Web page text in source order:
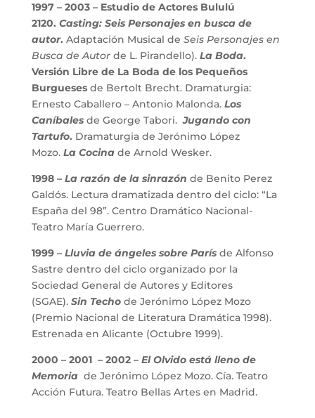
1997 – 2003 – Estudio de Actores Bululú
2120. Casting: Seis Personajes en busca de
autor. Adaptación Musical de Seis Personajes en
Busca de Autorde L. Pirandello). La Boda.
Versión Libre de La Boda de los Pequeños
Burguesesde Bertolt Brecht. Dramaturgia:
Ernesto Caballero – Antonio Malonda. Los
Caníbales de George Tabori. Jugando con
Tartufo. Dramaturgia de Jerónimo López
Mozo. La Cocina de Arnold Wesker.
1998 – La razón de la sinrazón de Benito Perez
Galdós. Lectura dramatizada dentro del ciclo: “La
España del 98”. Centro Dramático Nacional-
Teatro María Guerrero.
1999 – Lluvia de ángeles sobre París de Alfonso
Sastre dentro del ciclo organizado por la
Sociedad General de Autores y Editores
(SGAE). Sin Techo de Jerónimo López Mozo
(Premio Nacional de Literatura Dramática 1998).
Estrenada en Alicante (Octubre 1999).
2000 – 2001 – 2002 – El Olvido está lleno de
Memoria de Jerónimo López Mozo. Cía. Teatro
Acción Futura. Teatro Bellas Artes en Madrid.